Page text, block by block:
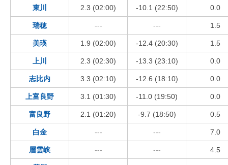
東川 2.3 (02:00) -10.1 (22:50) 0.0
瑞穂 --- --- 1.5
美瑛 1.9 (02:00) -12.4 (20:30) 1.5
上川 2.3 (02:30) -13.3 (23:10) 0.0
志比内 3.3 (02:10) -12.6 (18:10) 0.0
上富良野 3.1 (01:30) -11.0 (19:50) 0.0
富良野 2.1 (01:20) -9.7 (18:50) 0.5
白金 --- --- 7.0
層雲峡 --- --- 4.5